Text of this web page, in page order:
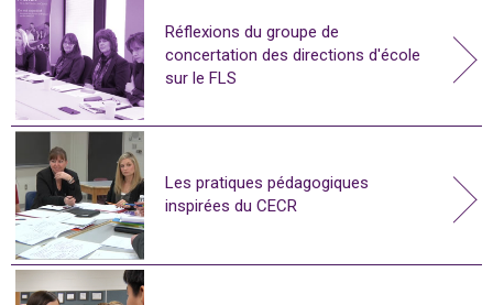
Réflexions du groupe de
concertation des directions d'école
sur le FLS
Les pratiques pédagogiques
inspirées du CECR